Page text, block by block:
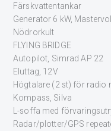
Färskvattentankar
Generator 6 kW,
Nödrorkult
FLYING BRIDGE
Autopilot, Simrad AP 22
Eluttag, 12V
Högtalare (2 st) för radio
Kompass, Silva
L-soffa med
Radar/plotter/GPS